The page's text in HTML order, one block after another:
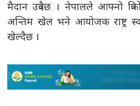
मैदान उत्रदैछ । नेपालले आफ्नो
अन्तिम खेल भने आयोजक राष्ट्र
खेल्दैछ ।